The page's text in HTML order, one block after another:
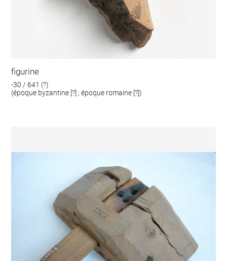
figurine
-30 / 641 (?)
(époque byzantine [?] ; époque romaine [?])